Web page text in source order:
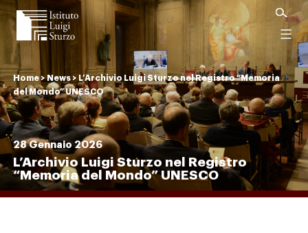
Istituto
Luigi
Sturzo
Menu
Home>News > L’Archivio Luigi Sturzo nel Registro “Memoria
del Mondo” UNESCO
28 Gennaio 2026
L’Archivio Luigi Sturzo nel Registro
“Memoria del Mondo” UNESCO